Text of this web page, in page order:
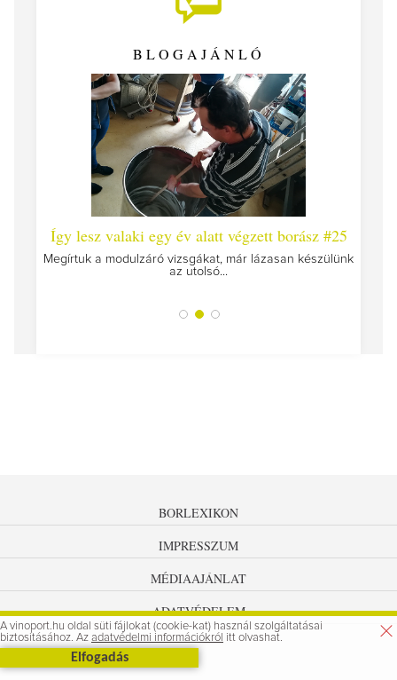
BLOGAJÁNLÓ
Így lesz valaki egy év alatt végzett borász #25
Megírtuk a modulzáró vizsgákat, már lázasan készülünk
az utolsó...
BORLEXIKON
IMPRESSZUM
MÉDIAAJÁNLAT
ADATVÉDELEM
A vinoport.hu oldal süti fájlokat (cookie-kat) használ szolgáltatásai
biztosításához. Az adatvédelmi információkról itt olvashat.
Elfogadás